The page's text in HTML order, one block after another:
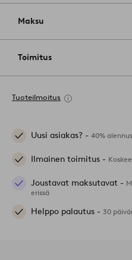
Maksu
Toimitus
Tuoteilmoitus
Uusi asiakas? - 40%
Ilmainen toimitus -
Joustavat maksutavat -
erissä
Helppo palautus - 30